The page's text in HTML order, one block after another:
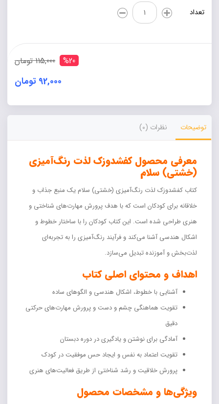
تعداد
کفشدوزک
لذت
رنگ
(خشتی)
%20 115,000 تومان
92,000 تومان
Alternative:
توضیحات نظرات (0)
معرفی محصول کفشدوزک لذت رنگ‌آمیزی
(خشتی) سلام
کتاب کفشدوزک لذت رنگ‌آمیزی (خشتی) سلام یک منبع جذاب و
خلاقانه برای کودکان است که با هدف پرورش مهارت‌های شناختی و
هنری طراحی شده است. این کتاب کودکان را با ساختار خطوط و
اشکال هندسی آشنا می‌کند و فرآیند رنگ‌آمیزی را به تجربه‌ای
لذت‌بخش و آموزنده تبدیل می‌سازد.
اهداف و محتوای اصلی کتاب
آشنایی با خطوط، اشکال هندسی و الگوهای ساده
تقویت هماهنگی چشم و دست و پرورش مهارت‌های حرکتی
دقیق
آمادگی برای نوشتن و یادگیری در دوره دبستان
تقویت اعتماد به نفس و ایجاد حس موفقیت در کودک
پرورش خلاقیت و رشد شناختی از طریق فعالیت‌های هنری
ویژگی‌ها و مشخصات محصول